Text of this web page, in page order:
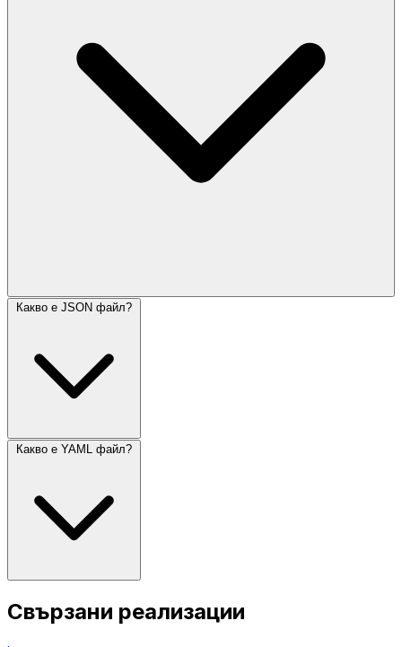
Какво е JSON файл?
Какво е YAML файл?
Свързани реализации